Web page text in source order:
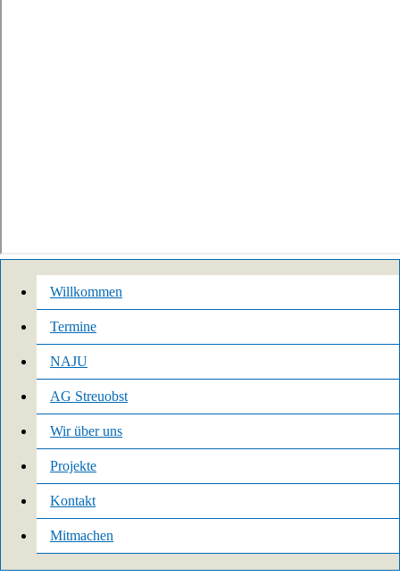
Willkommen
Termine
NAJU
AG Streuobst
Wir über uns
Projekte
Kontakt
Mitmachen